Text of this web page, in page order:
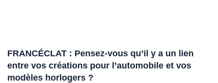
FRANCÉCLAT : Pensez-vous qu’il y a un lien
entre vos créations pour l’automobile et vos
modèles horlogers ?